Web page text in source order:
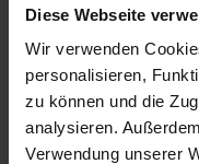
Diese Webseite
Wir verwenden
personalisieren,
zu können und die
analysieren.
Verwendung unserer